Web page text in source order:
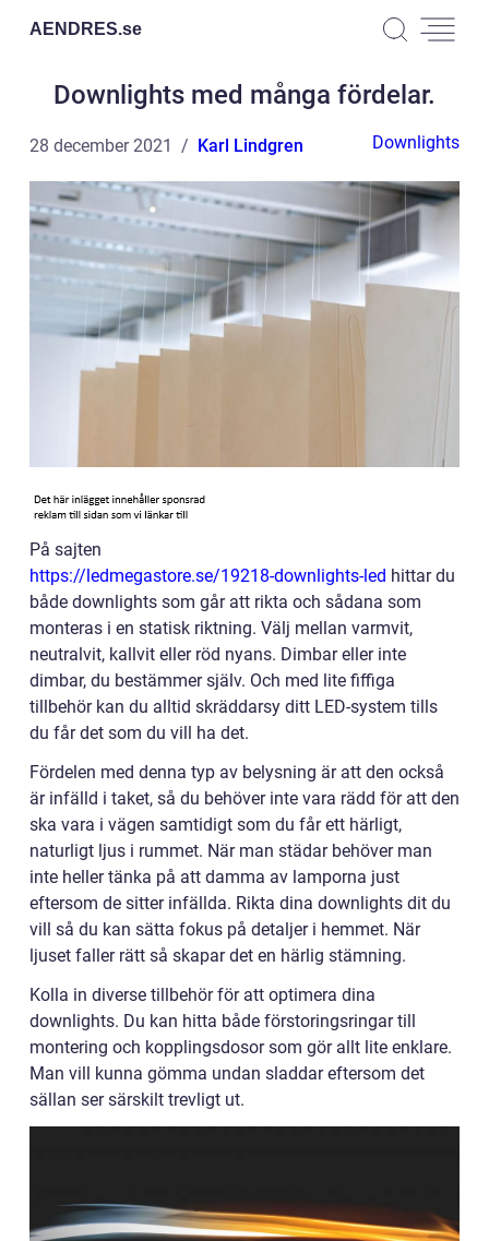
AENDRES.se
Downlights med många fördelar.
28 december 2021 Karl Lindgren Downlights
På sajten
https://ledmegastore.se/19218-downlights-led hittar du
både downlights som går att rikta och sådana som
monteras i en statisk riktning. Välj mellan varmvit,
neutralvit, kallvit eller röd nyans. Dimbar eller inte
dimbar, du bestämmer själv. Och med lite fiffiga
tillbehör kan du alltid skräddarsy ditt LED-system tills
du får det som du vill ha det.
Fördelen med denna typ av belysning är att den också
är infälld i taket, så du behöver inte vara rädd för att den
ska vara i vägen samtidigt som du får ett härligt,
naturligt ljus i rummet. När man städar behöver man
inte heller tänka på att damma av lamporna just
eftersom de sitter infällda. Rikta dina downlights dit du
vill så du kan sätta fokus på detaljer i hemmet. När
ljuset faller rätt så skapar det en härlig stämning.
Kolla in diverse tillbehör för att optimera dina
downlights. Du kan hitta både förstoringsringar till
montering och kopplingsdosor som gör allt lite enklare.
Man vill kunna gömma undan sladdar eftersom det
sällan ser särskilt trevligt ut.